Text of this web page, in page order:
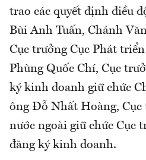
trao các quyết định điều
Bùi Anh Tuấn, Chánh
Cục trưởng Cục Phát
Phùng Quốc Chí, Cục
ký kinh doanh giữ chức
ông Đỗ Nhất Hoàng,
nước ngoài giữ chức Cục
đăng ký kinh doanh.